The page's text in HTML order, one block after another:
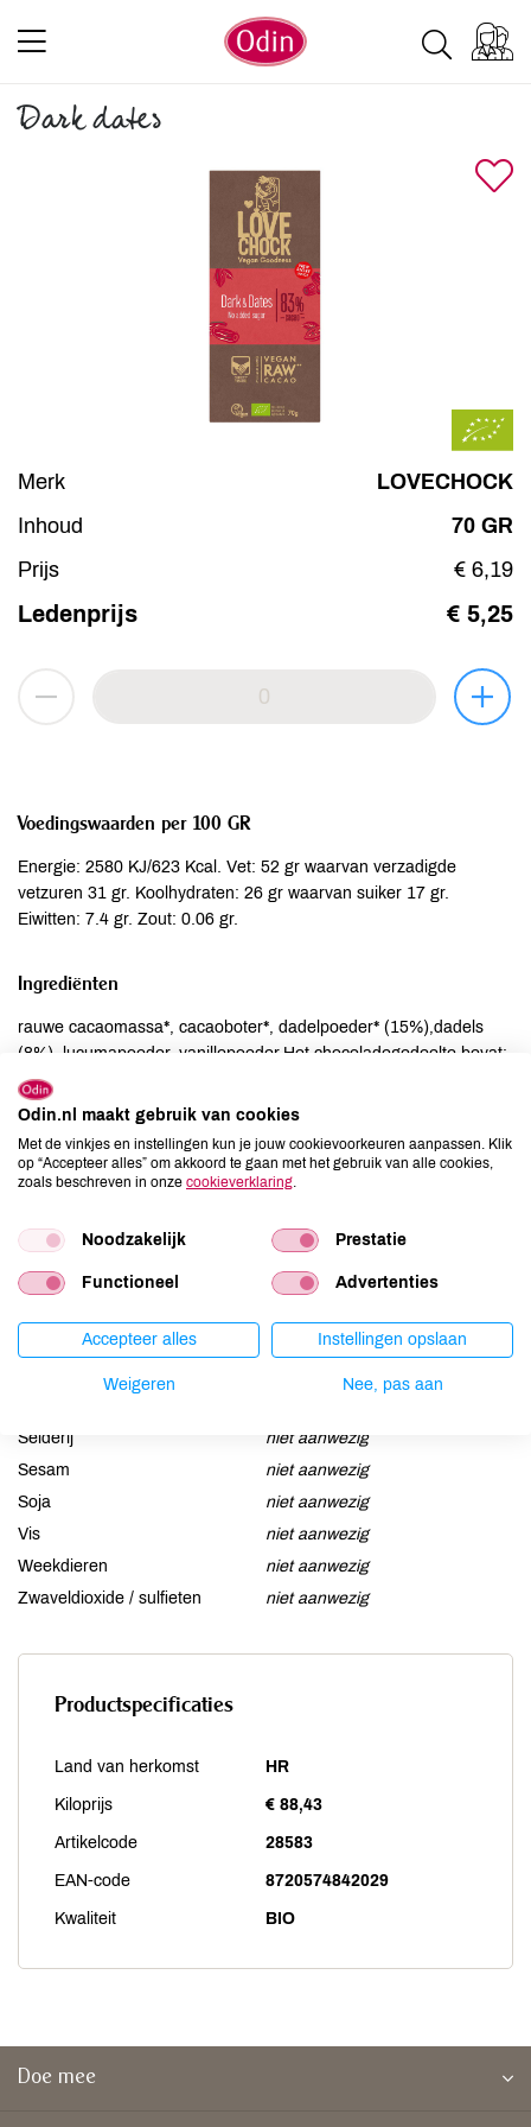
Dark dates
Merk
LOVECHOCK
Inhoud
70 GR
Prijs
€ 6,19
Ledenprijs € 5,25
Voedingswaarden per 100 GR
Energie: 2580 KJ/623 Kcal. Vet: 52 gr waarvan verzadigde
vetzuren 31 gr. Koolhydraten: 26 gr waarvan suiker 17 gr.
Eiwitten: 7.4 gr. Zout: 0.06 gr.
Ingrediënten
rauwe cacaomassa*, cacaoboter*, dadelpoeder* (15%),dadels
(8%), lucumapoeder, vanillepoeder.Het chocoladegedeelte bevat:
minimaal 83% cacaobestanddelen
Allergenen
Aardnoten
niet aanwezig
Gluten
niet aanwezig
Lactose
niet aanwezig
niet aanwezig
kan bevatten
Selderij
niet aanwezig
Sesam
niet aanwezig
Soja
niet aanwezig
Vis
niet aanwezig
Weekdieren
niet aanwezig
Zwaveldioxide / sulfieten
niet aanwezig
Productspecificaties
Land van herkomst HR
Kiloprijs € 88,43
Artikelcode 28583
EAN-code 8720574842029
Kwaliteit BIO
Doe mee
Odin.nl maakt gebruik van cookies
Met de vinkjes en instellingen kun je jouw cookievoorkeuren aanpassen. Klik
op “Accepteer alles” om akkoord te gaan met het gebruik van alle cookies,
zoals beschreven in onze cookieverklaring
Noodzakelijk Prestatie
Functioneel Advertenties
Accepteer alles Instellingen opslaan
Weigeren Nee, pas aan